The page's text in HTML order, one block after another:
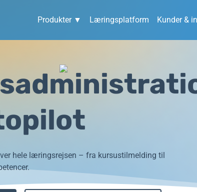
Produkter ▼ Læringsplatform Kunder &
hele læringsrejsen – fra kursustilmelding til